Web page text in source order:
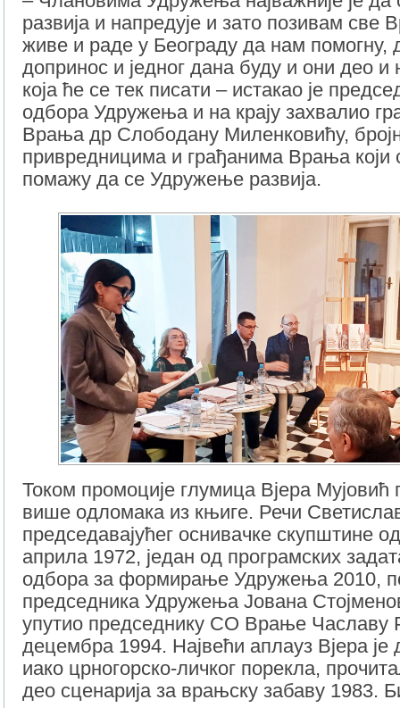
развија и напредује и зато позивам све
живе и раде у Београду да нам помогну,
допринос и једног дана буду и они део и
која ће се тек писати – истакао је
одбора Удружења и на крају захвалио
Врања др Слободану Миленковићу,
привредницима и грађанима Врања који
помажу да се Удружење развија.
Током промоције глумица Вјера Мујовић
више одломака из књиге. Речи
председавајућег оснивачке скупштине
априла 1972, један од програмских
одбора за формирање Удружења 2010,
председника Удружења Јована
упутио председнику СО Врање Чаславу
децембра 1994. Највећи аплауз Вјера је
иако црногорско-личког порекла,
део сценарија за врањску забаву 1983.